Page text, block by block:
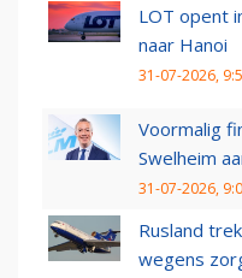
LOT opent
naar Hanoi
31-07-2026,
Voormalig
Swelheim
31-07-2026,
Rusland
wegens